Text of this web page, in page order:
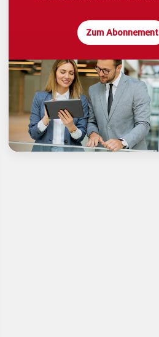
Zum Abonnement